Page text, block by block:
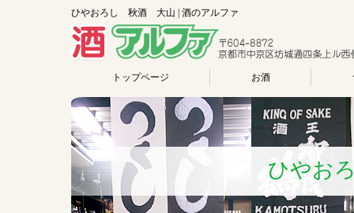
ひやおろし 秋酒 大山 | 酒のアルファ
トップページ お酒
ひやお